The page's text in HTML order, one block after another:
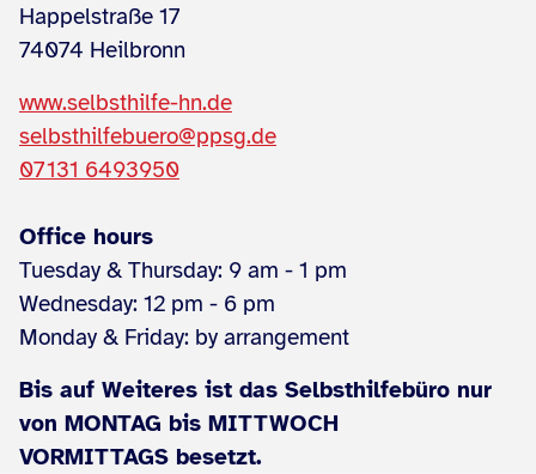
Happelstraße 17
74074 Heilbronn
www.selbsthilfe-hn.de
selbsthilfebuero@ppsg.de
07131 6493950
Office hours
Tuesday & Thursday: 9 am - 1 pm
Wednesday: 12 pm - 6 pm
Monday & Friday: by arrangement
Bis auf Weiteres ist das Selbsthilfebüro nur
von MONTAG bis MITTWOCH
VORMITTAGS besetzt.